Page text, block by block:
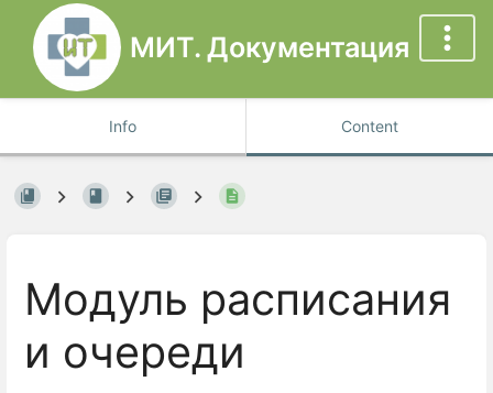
МИТ. Документация
Info Content
Модуль расписания
и очереди